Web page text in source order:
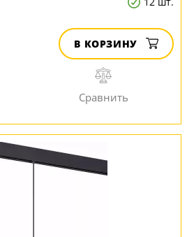
В КОРЗИНУ